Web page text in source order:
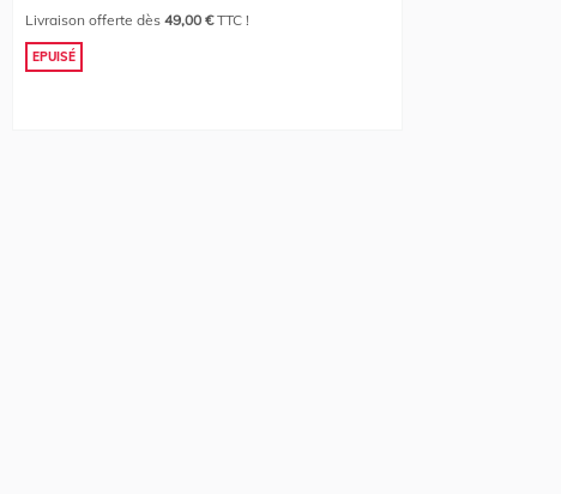
Livraison offerte dès49,00 €TTC !
EPUISÉ